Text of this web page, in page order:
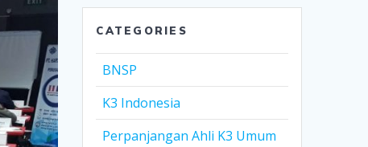
CATEGORIES
BNSP
K3 Indonesia
Perpanjangan Ahli K3 Umum